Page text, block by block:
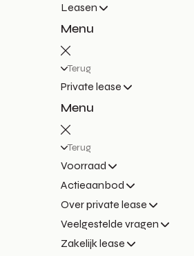
Leasen
Menu
Terug
Private lease
Menu
Terug
Voorraad
Actieaanbod
Over private lease
Veelgestelde vragen
Zakelijk lease